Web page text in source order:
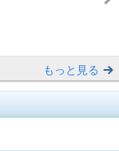
もっと見る